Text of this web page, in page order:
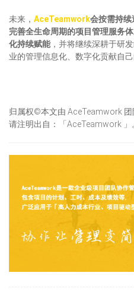
未来， AceTeamwork会按需持续
完善全生命周期的项目管理服务
化持续赋能，并将继续深耕于研
业的管理信息化、数字化贡献自己
归属权©本文由 AceTeamwork 团
请注明出自：「AceTeamwork 」